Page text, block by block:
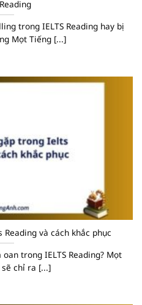
trong IELTS Reading hay bị
Mọt Tiếng [...]
và cách khắc phục
trong IELTS Reading? Mọt
chỉ ra [...]